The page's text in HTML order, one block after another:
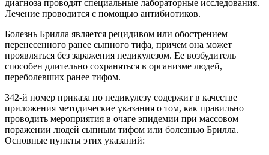
диагноза проводят специальные лабораторные исследования.
Лечение проводится с помощью антибиотиков.
Болезнь Брилла является рецидивом или обострением
перенесенного ранее сыпного тифа, причем она может
проявляться без заражения педикулезом. Ее возбудитель
способен длительно сохраняться в организме людей,
переболевших ранее тифом.
342-й номер приказа по педикулезу содержит в качестве
приложения методические указания о том, как правильно
проводить мероприятия в очаге эпидемии при массовом
поражении людей сыпным тифом или болезнью Брилла.
Основные пункты этих указаний: